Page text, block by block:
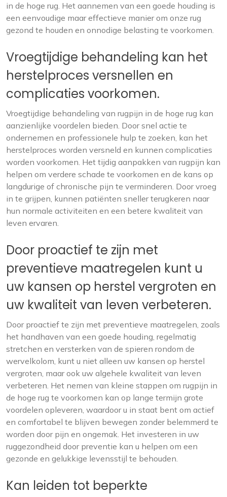
in de hoge rug. Het aannemen van een goede houding is
een eenvoudige maar effectieve manier om onze rug
gezond te houden en onnodige belasting te voorkomen.
Vroegtijdige behandeling kan het
herstelproces versnellen en
complicaties voorkomen.
Vroegtijdige behandeling van rugpijn in de hoge rug kan
aanzienlijke voordelen bieden. Door snel actie te
ondernemen en professionele hulp te zoeken, kan het
herstelproces worden versneld en kunnen complicaties
worden voorkomen. Het tijdig aanpakken van rugpijn kan
helpen om verdere schade te voorkomen en de kans op
langdurige of chronische pijn te verminderen. Door vroeg
in te grijpen, kunnen patiënten sneller terugkeren naar
hun normale activiteiten en een betere kwaliteit van
leven ervaren.
Door proactief te zijn met
preventieve maatregelen kunt u
uw kansen op herstel vergroten en
uw kwaliteit van leven verbeteren.
Door proactief te zijn met preventieve maatregelen, zoals
het handhaven van een goede houding, regelmatig
stretchen en versterken van de spieren rondom de
wervelkolom, kunt u niet alleen uw kansen op herstel
vergroten, maar ook uw algehele kwaliteit van leven
verbeteren. Het nemen van kleine stappen om rugpijn in
de hoge rug te voorkomen kan op lange termijn grote
voordelen opleveren, waardoor u in staat bent om actief
en comfortabel te blijven bewegen zonder belemmerd te
worden door pijn en ongemak. Het investeren in uw
ruggezondheid door preventie kan u helpen om een
gezonde en gelukkige levensstijl te behouden.
Kan leiden tot beperkte